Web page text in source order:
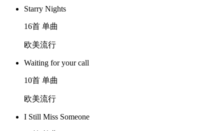
Starry Nights
16首 单曲
欧美流行
Waiting for your call
10首 单曲
欧美流行
I Still Miss Someone